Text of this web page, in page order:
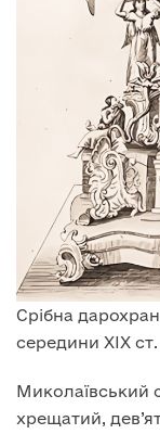
Срібна
середини XIX ст.
Миколаївський
хрещатий,